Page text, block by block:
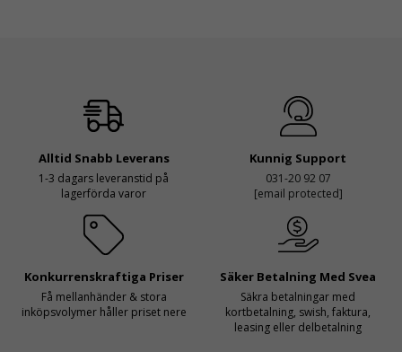
Alltid Snabb Leverans
1-3 dagars leveranstid på
lagerförda varor
Kunnig Support
031-20 92 07
[email protected]
Konkurrenskraftiga Priser
Få mellanhänder & stora
inköpsvolymer håller priset nere
Säker Betalning Med Svea
Säkra betalningar med
kortbetalning, swish, faktura,
leasing eller delbetalning